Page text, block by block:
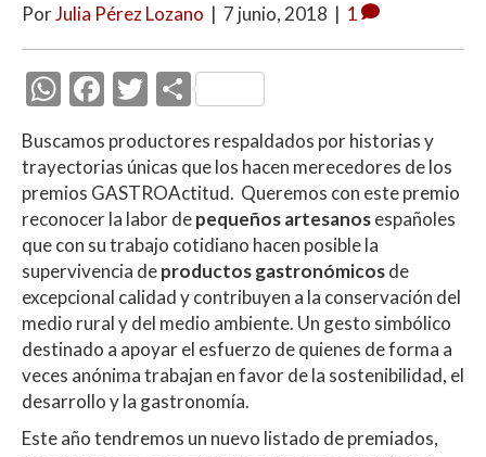
PorJulia Pérez Lozano | 7 junio, 2018 | 1
W
at
s
A
p
p
F
e
b
o
o
k
T
w
itt
er
C
m
p
ar
ti
r
Buscamos productores respaldados por historias y
trayectorias únicas que los hacen merecedores de los
premios GASTROActitud. Queremos con este premio
reconocer la labor depequeños artesanosespañoles
que con su trabajo cotidiano hacen posible la
supervivencia deproductos gastronómicosde
excepcional calidad y contribuyen a la conservación del
medio rural y del medio ambiente. Un gesto simbólico
destinado a apoyar el esfuerzo de quienes de forma a
veces anónima trabajan en favor de la sostenibilidad, el
desarrollo y la gastronomía.
Este año tendremos un nuevo listado de premiados,